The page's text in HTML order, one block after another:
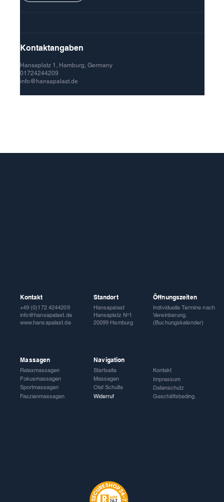
Kontaktangaben
Hansaplatz 1, Hamburg, Germany
01724244209
info@hansapalast.de
Kontakt
+49 (0)172 4244209
info@hansapalast.de
www.hansapalast.de
Standort
Hansapalast
Hansaplatz Nᵒ1
20099 Hamburg
Öffnungszeiten
Individuelle Termine nach
Vereinbarung.
(Buchungskalender)
Massagen
Relaxmassagen
Fokusmassagen
Sportmassagen
Faszienmassagen
Navigation
Startseite
Massagen
Olaf Schulte
Widerruf
Kontakt
Impressum
Datenschutz
Geschäftsbeding.